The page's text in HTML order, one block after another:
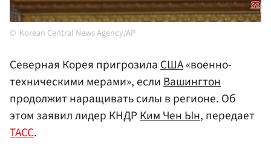
Korean Central News Agency/AP
Северная Корея пригрозилаСША«военно-
техническими мерами», еслиВашингтон
продолжит наращивать силы в регионе. Об
этом заявил лидер КНДРКим Чен Ын, передает
ТАСС.